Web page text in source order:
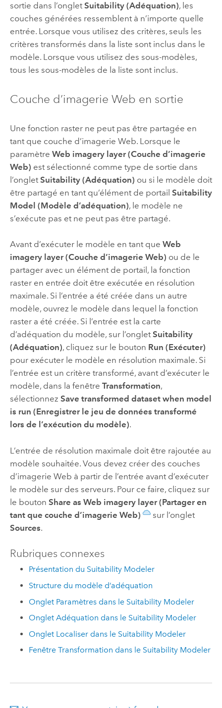
sortie dans l’onglet Suitability (Adéquation), les
couches générées ressemblent à n’importe quelle
entrée. Lorsque vous utilisez des critères, seuls les
critères transformés dans la liste sont inclus dans le
modèle. Lorsque vous utilisez des sous-modèles,
tous les sous-modèles de la liste sont inclus.
Couche d’imagerie Web en sortie
Une fonction raster ne peut pas être partagée en
tant que couche d’imagerie Web. Lorsque le
paramètre Web imagery layer (Couche d’imagerie
Web) est sélectionné comme type de sortie dans
l’onglet Suitability (Adéquation) ou si le modèle doit
être partagé en tant qu’élément de portail Suitability
Model (Modèle d’adéquation), le modèle ne
s’exécute pas et ne peut pas être partagé.
Avant d’exécuter le modèle en tant que Web
imagery layer (Couche d’imagerie Web) ou de le
partager avec un élément de portail, la fonction
raster en entrée doit être exécutée en résolution
maximale. Si l’entrée a été créée dans un autre
modèle, ouvrez le modèle dans lequel la fonction
raster a été créée. Si l’entrée est la carte
d’adéquation du modèle, sur l’onglet Suitability
(Adéquation), cliquez sur le bouton Run (Exécuter)
pour exécuter le modèle en résolution maximale. Si
l’entrée est un critère transformé, avant d’exécuter le
modèle, dans la fenêtre Transformation,
sélectionnez Save transformed dataset when model
is run (Enregistrer le jeu de données transformé
lors de l’exécution du modèle).
L’entrée de résolution maximale doit être rajoutée au
modèle souhaitée. Vous devez créer des couches
d’imagerie Web à partir de l’entrée avant d’exécuter
le modèle sur des serveurs. Pour ce faire, cliquez sur
le bouton Share as Web imagery layer (Partager en
tant que couche d’imagerie Web)
sur l’onglet
Sources.
Rubriques connexes
Présentation du Suitability Modeler
Structure du modèle d’adéquation
Onglet Paramètres dans le Suitability Modeler
Onglet Adéquation dans le Suitability Modeler
Onglet Localiser dans le Suitability Modeler
Fenêtre Transformation dans le Suitability Modeler